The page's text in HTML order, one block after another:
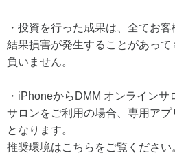
・投資を行った成果は、全てお
結果損害が発生することがあっ
負いません。
・iPhoneからDMM オンライン
サロンをご利用の場合、専用ア
となります。
推奨環境はこちらをご覧ください